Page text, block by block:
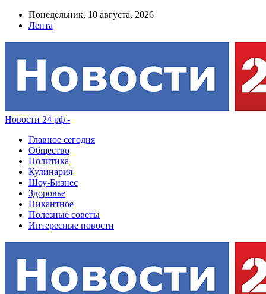
Понедельник, 10 августа, 2026
Лента
Новости 24 рф -
Главное сегодня
Общество
Политика
Кулинария
Шоу-Бизнес
Здоровье
Пикантное
Полезные советы
Интересные новости